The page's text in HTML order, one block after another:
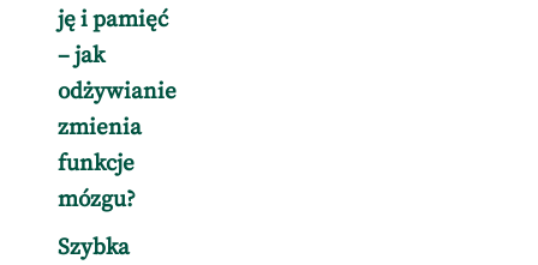
ję i pamięć
– jak
odżywianie
zmienia
funkcje
mózgu?
Szybka